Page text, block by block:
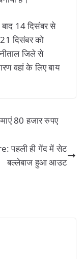
14 दिसंबर से
21 दिसंबर को
जिले से
वहां के लिए बाय
80 हजार रुपए
पहली ही गेंद में सेट
बल्लेबाज हुआ आउट